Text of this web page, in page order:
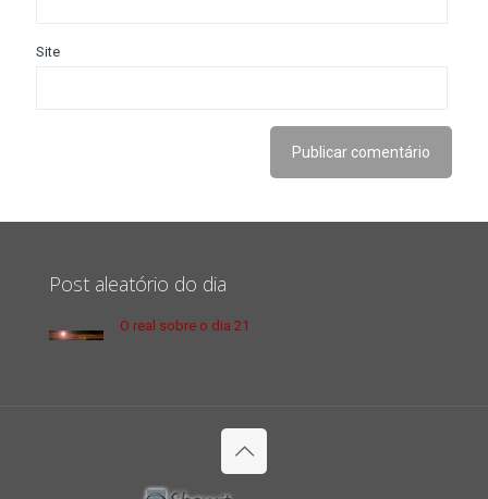
Site
Post aleatório do dia
O real sobre o dia 21